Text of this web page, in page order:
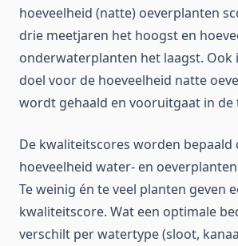
hoeveelheid (natte) oeverplanten
drie meetjaren het hoogst en
onderwaterplanten het laagst. Ook
doel voor de hoeveelheid natte
wordt gehaald en vooruitgaat in de
De kwaliteitscores worden bepaald
hoeveelheid water- en
Te weinig én te veel planten geven
kwaliteitscore. Wat een optimale
verschilt per watertype (sloot,